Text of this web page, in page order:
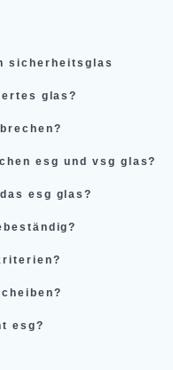
sicherheitsglas
glas?
esg und vsg glas?
esg glas?
esg?